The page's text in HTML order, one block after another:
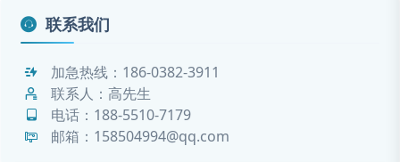
联系我们
加急热线： 186-0382-3911
联系人：高先生
电话： 188-5510-7179
邮箱：158504994@qq.com